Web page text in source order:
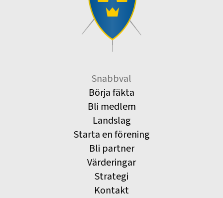
Snabbval
Börja fäkta
Bli medlem
Landslag
Starta en förening
Bli partner
Värderingar
Strategi
Kontakt